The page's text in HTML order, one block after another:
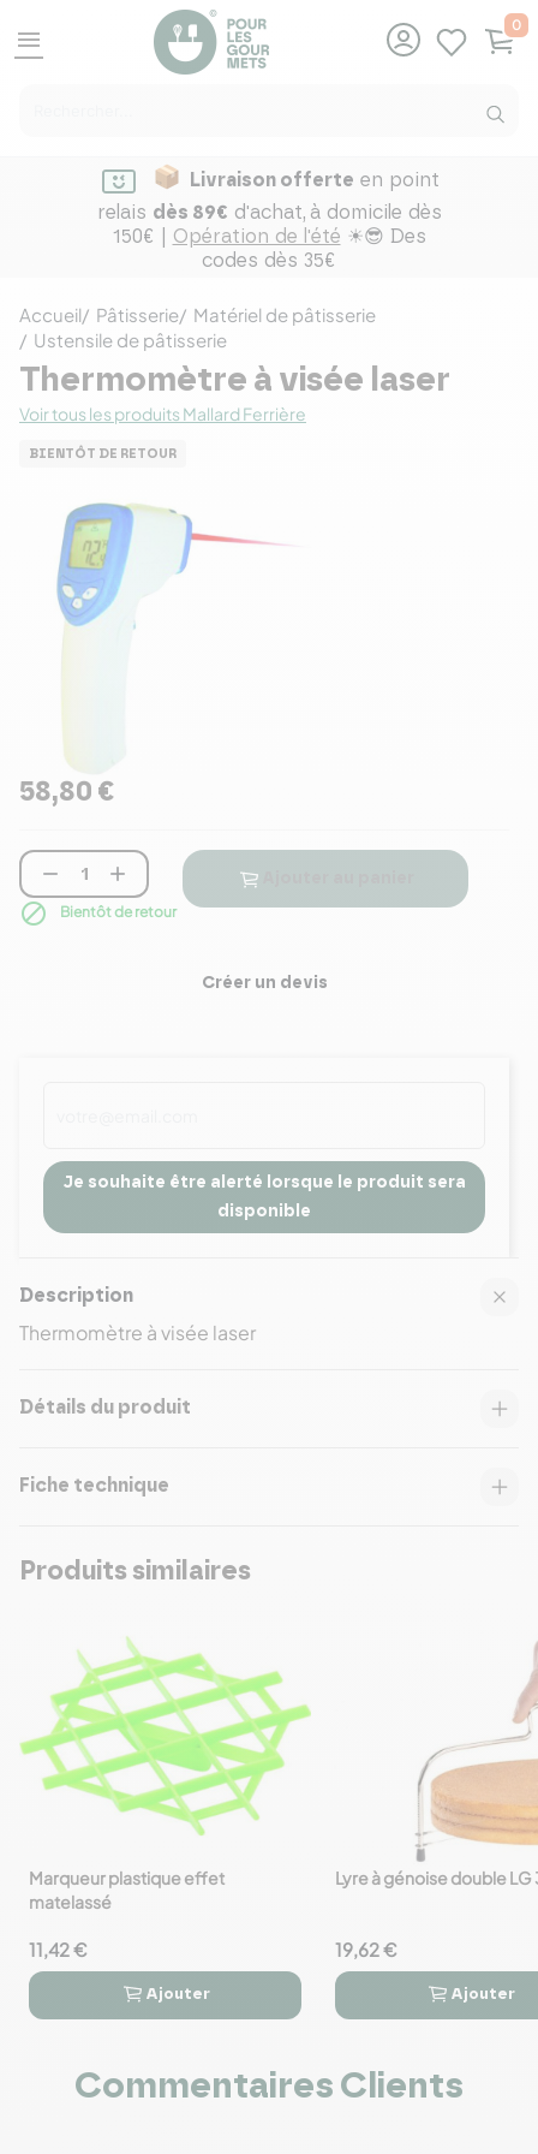
menu
0
Livraison offerte en point
relais dès 89€ d'achat, à domicile dès
150€ | Opération de l'été ☀😎 Des
codes dès 35€
Accueil Pâtisserie
Matériel de pâtisserie
Ustensile de pâtisserie
Thermomètre à visée laser
Voir tous les produits Mallard Ferrière
BIENTÔT DE RETOUR
58,80 €
 
 Bientôt de retour
Créer un devis
Je souhaite être alerté lorsque le produit sera
disponible
Description
Thermomètre à visée laser
Détails du produit
Fiche technique
Produits similaires
favorite_border
Marqueur plastique effet
matelassé
11,42 €
 
Ajouter
favorite_border
Lyre à génoise double LG
19,62 €
 
Ajouter
Commentaires Clients